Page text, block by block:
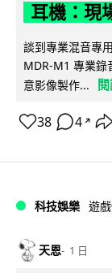
耳機：現
談到專業混音專
MDR-M1 專業錄
意影像製作...
38 4 ↗
科技娛樂 遊
天恩 1 日